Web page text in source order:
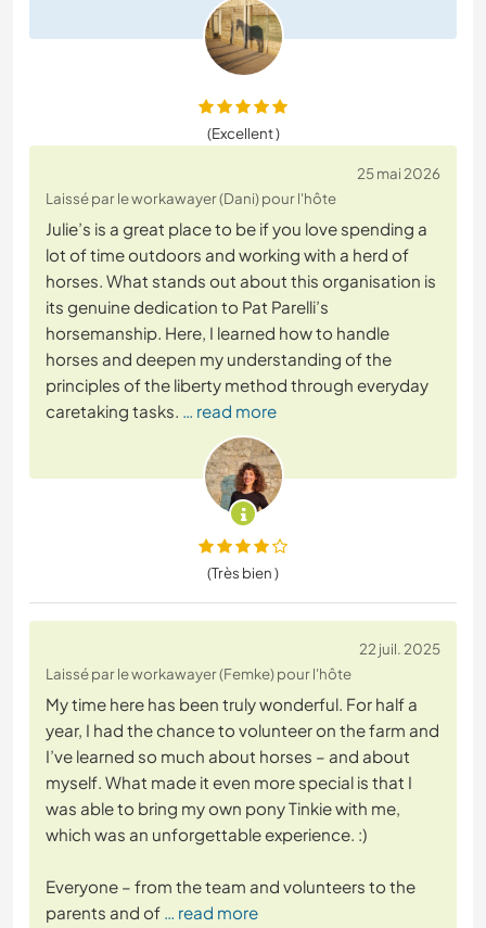
(Excellent )
25 mai 2026
Laissé par le workawayer (Dani) pour l'hôte
Julie’s is a great place to be if you love spending a
lot of time outdoors and working with a herd of
horses. What stands out about this organisation is
its genuine dedication to Pat Parelli’s
horsemanship. Here, I learned how to handle
horses and deepen my understanding of the
principles of the liberty method through everyday
caretaking tasks. … read more
(Très bien )
22 juil. 2025
Laissé par le workawayer (Femke) pour l'hôte
My time here has been truly wonderful. For half a
year, I had the chance to volunteer on the farm and
I’ve learned so much about horses – and about
myself. What made it even more special is that I
was able to bring my own pony Tinkie with me,
which was an unforgettable experience. :)
Everyone – from the team and volunteers to the
parents and of … read more